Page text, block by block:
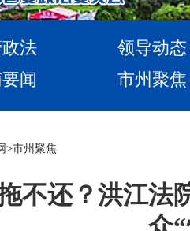
法
领导动态
闻
市州聚焦
>市州聚焦
不还？洪江法